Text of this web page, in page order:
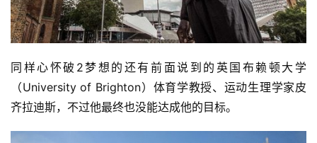
同样心怀破2梦想的还有前面说到的英国布赖顿大学
（University of Brighton）体育学教授、运动生理学家皮
齐拉迪斯，不过他最终也没能达成他的目标。